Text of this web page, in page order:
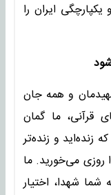
ایران را
و همه جان
قرآنی، ما گمان
زنده‌اید و زنده‌تر
روزی می‌خورید. ما
شما شهدا، اختیار